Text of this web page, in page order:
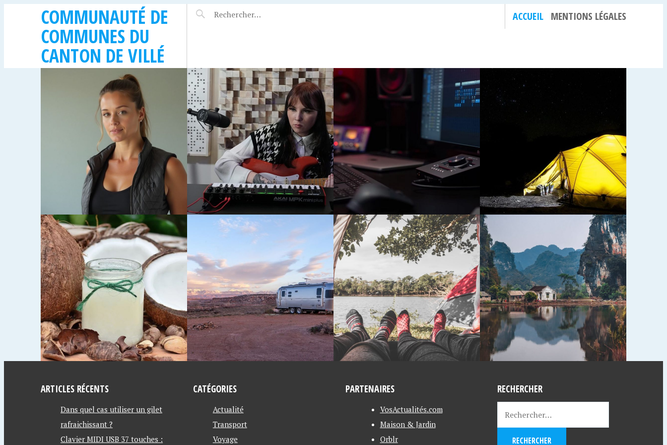
COMMUNAUTÉ DE
COMMUNES DU
CANTON DE VILLÉ
ACCUEIL MENTIONS LÉGALES
CLAVIER MIDI USB 37
TOUCHES : COMMENT
CHOISIR LE BON ?
22/11/2021
QUEL CASQUE CHOISIR
POUR LE STUDIO ?
20/01/2021
CHOISIR VOTRE
MATÉRIEL POUR UN
SÉJOUR EN TENTE
06/01/2020
LES VACANCES AU
CAMPING !
04/12/2019
VACANCES CAMPING :
OÙ PARTIR EN FRANCE ?
26/11/2019
DEUX MAGNIFIQUES
ÎLES DU VIETNAM À
DÉCOUVRIR
ARTICLES RÉCENTS
Dans quel cas utiliser un gilet
rafraichissant ?
Clavier MIDI USB 37 touches :
CATÉGORIES
Actualité
Transport
Voyage
PARTENAIRES
VosActualités.com
Maison & Jardin
Orblr
RECHERCHER